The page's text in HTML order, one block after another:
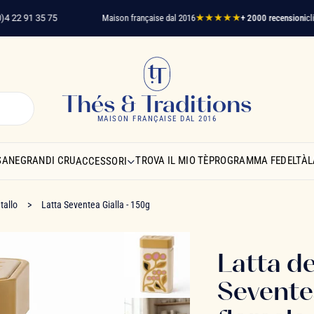
91 35 75 Maison française dal 2016 ★★★★★+ 2000 recensioniclienti
Thés & Traditions
MAISON FRANÇAISE DAL 2016
GRANDI CRUACCESSORI TROVA IL MIO TÈPROGRAMMA FEDELTÀ
Latta Seventea Gialla - 150g
Latta